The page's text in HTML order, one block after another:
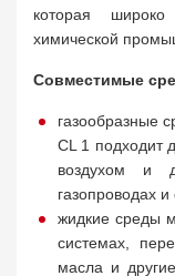
которая
химической
Совместимые
газообразные
CL 1 подходит
воздухом и
газопроводах и
жидкие среды
системах,
масла и